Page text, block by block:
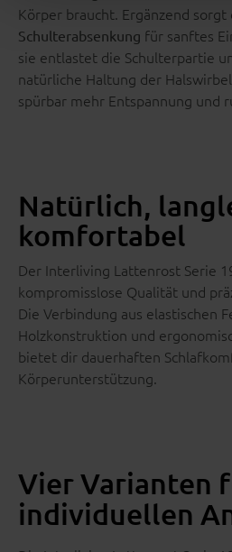
Körper braucht. Ergänzend sorgt
Schulterabsenkung für sanftes
sie entlastet die Schulterpartie
natürliche Haltung der
spürbar mehr Entspannung und
Natürlich,
komfortabel
Der Interliving Lattenrost Serie
kompromisslose Qualität und
Die Verbindung aus elastischen
Holzkonstruktion und
bietet dir dauerhaften
Körperunterstützung.
Vier Varianten
individuellen